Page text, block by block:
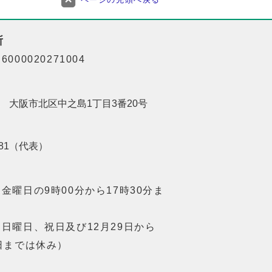
6000020271004
大阪市北区中之島1丁目3番20号
（代表）
金曜日の9時00分から17時30分ま
日曜日、祝日及び12月29日から
では休み）